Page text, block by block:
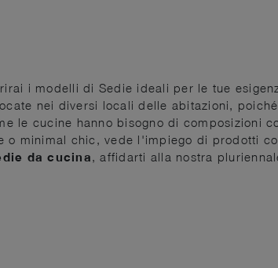
i modelli di Sedie ideali per le tue
nei diversi locali delle abitazioni,
le cucine hanno bisogno di composizioni
minimal chic, vede l'impiego di prodotti
da cucina , affidarti alla nostra